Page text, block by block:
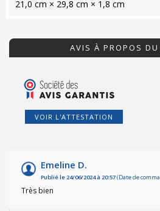
21,0 cm × 29,8 cm × 1,8 cm
AVIS À PROPOS
VOIR L'ATTESTATION
Emeline D.
Publié le 24/06/2024 à 20:57(Date de
Très bien